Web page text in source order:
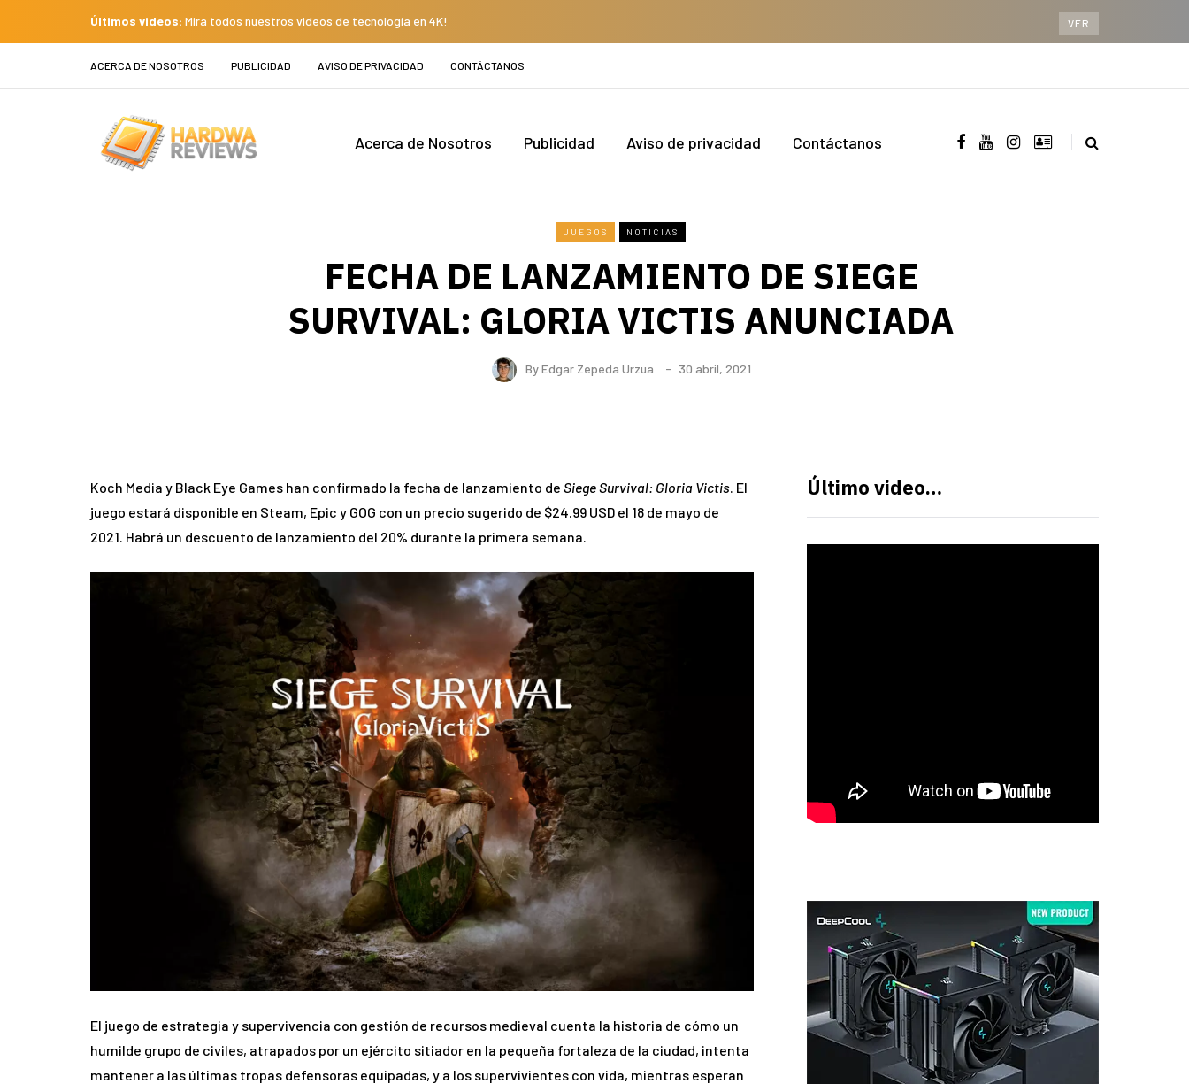
Últimos videos: Mira todos nuestros videos de tecnología en 4K! VER
ACERCA DE NOSOTROS PUBLICIDAD AVISO DE PRIVACIDAD CONTÁCTANOS
Acerca de Nosotros Publicidad Aviso de privacidad Contáctanos
JUEGOS NOTICIAS
FECHA DE LANZAMIENTO DE SIEGE
SURVIVAL: GLORIA VICTIS ANUNCIADA
ByEdgar Zepeda Urzua 30 abril, 2021
Koch Media y Black Eye Games han confirmado la fecha de lanzamiento de Siege Survival: Gloria Victis. El
juego estará disponible en Steam, Epic y GOG con un precio sugerido de $24.99 USD el 18 de mayo de
2021. Habrá un descuento de lanzamiento del 20% durante la primera semana.
El juego de estrategia y supervivencia con gestión de recursos medieval cuenta la historia de cómo un
humilde grupo de civiles, atrapados por un ejército sitiador en la pequeña fortaleza de la ciudad, intenta
mantener a las últimas tropas defensoras equipadas, y a los supervivientes con vida, mientras esperan
Último video…